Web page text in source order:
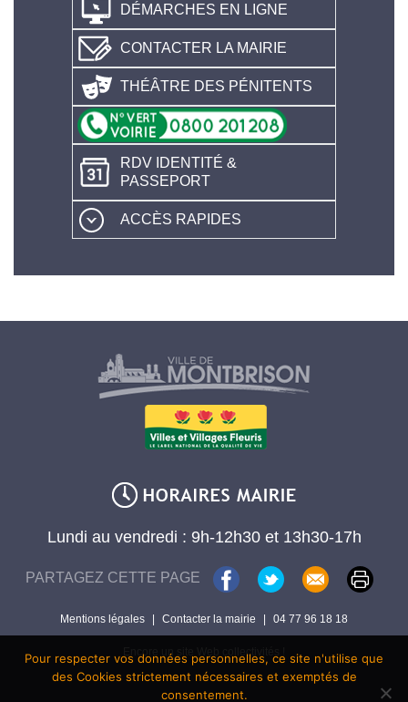
DÉMARCHES EN LIGNE
CONTACTER LA MAIRIE
THÉÂTRE DES PÉNITENTS
RDV IDENTITÉ &
PASSEPORT
ACCÈS RAPIDES
Lundi au vendredi : 9h-12h30 et 13h30-17h
PARTAGEZ CETTE PAGE
Mentions légales | Contacter la mairie | 04 77 96 18 18
Encore un site Web collectivités !
Pour respecter vos données personnelles, ce site n'utilise que
des Cookies strictement nécessaires et exemptés de
consentement.